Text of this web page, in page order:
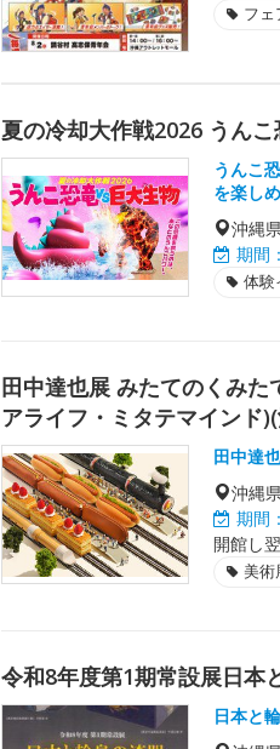
フェ
夏の冷却大作戦2026 うん
うんこ
を楽し
沖縄
期間：
体験
田中達也展 みたてのくみ
アライフ・ミタテマインド
田中達
沖縄
期間：
開館し
美術
令和8年度第1期常設展日本
日本と